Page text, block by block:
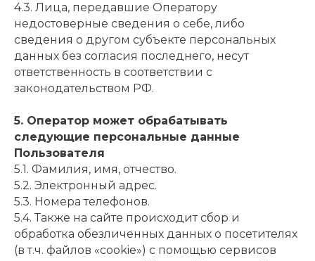
4.3. Лица, передавшие Оператору
недостоверные сведения о себе, либо
сведения о другом субъекте персональных
данных без согласия последнего, несут
ответственность в соответствии с
законодательством РФ.
5. Оператор может обрабатывать
следующие персональные данные
Пользователя
5.1. Фамилия, имя, отчество.
5.2. Электронный адрес.
5.3. Номера телефонов.
5.4. Также на сайте происходит сбор и
обработка обезличенных данных о посетителях
(в т.ч. файлов «cookie») с помощью сервисов